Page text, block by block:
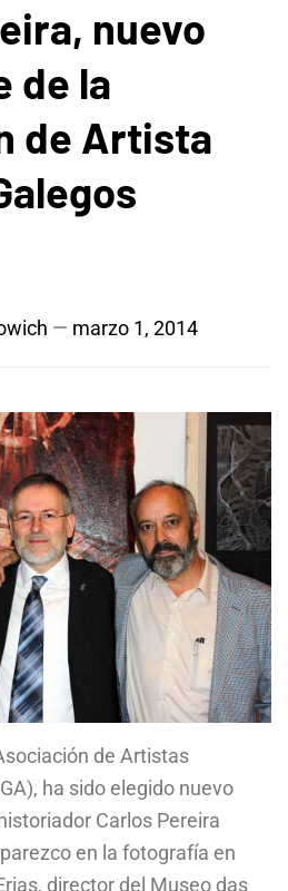
nuevo
de la
de Artista
marzo 1, 2014
de Artistas
ha sido elegido nuevo
Carlos Pereira
en la fotografía en
director del Museo das